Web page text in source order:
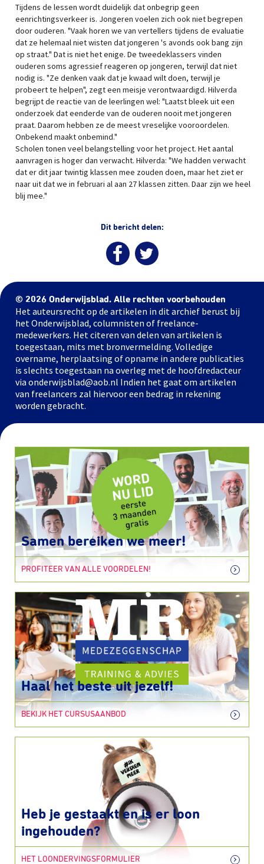
Tijdens de lessen wordt duidelijk dat onbegrip geen
eenrichtingsverkeer is. Jongeren voelen zich ook niet begrepen
door ouderen. "Vaak horen we van vertellers tijdens de evaluatie
dat ze helemaal niet wisten dat jongeren 's avonds ook bang zijn
op straat." Dat is niet het enige. De tweedeklassers vinden
ouderen soms agressief reageren op jongeren, terwijl dat niet
nodig is. "Ze denken vaak dat je kwaad wilt doen, terwijl je
probeert te helpen", zegt een meisje verontwaardigd. Hilverda
begrijpt de reactie van de leerlingen wel: "Laatst bleek uit een
onderzoek dat eenderde van de ouderen nooit met jongeren
praat. Daarom hebben ze de meest vreselijke vooroordelen.
Onbekend maakt onbemind."
Scholen tonen veel belangstelling voor het project. Het aantal
aanvragen is hoger dan verwacht. Hilverda: "We hadden verwacht
dat er dit jaar twintig klassen mee zouden doen, maar het ziet er
naar uit dat we in februari al aan 27 klassen zitten. Daar zijn we heel
blij mee."
Dit bericht delen:
© 2026 Onderwijsblad. Alle rechten voorbehouden
Het auteursrecht op de artikelen in dit archief berust bij
het Onderwijsblad, columnisten of freelance-
medewerkers. Het citeren van delen van artikelen is
toegestaan, mits met bronvermelding. Volledige
overname, herplaatsing of opname in andere publicaties
is slechts toegestaan na overleg met de hoofdredacteur
via onderwijsblad@aob.nl Indien het gaat om artikelen
van freelancers zal hiervoor een bedrag in rekening
worden gebracht.
Samen bereiken we meer!
PROFITEER VAN ALLE VOORDELEN!
Haal het beste uit jezelf!
BEKIJK HET CURSUSAANBOD
Heb je gestaakt en is er loon
ingehouden?
HET LOONDERVINGSFORMULIER